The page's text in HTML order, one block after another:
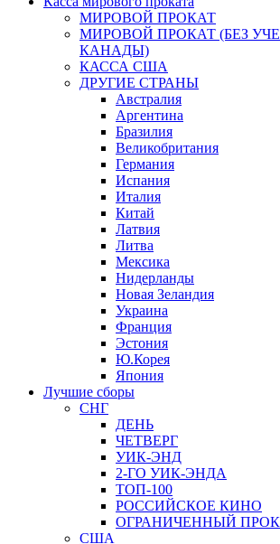
МИРОВОЙ ПРОКАТ
МИРОВОЙ ПРОКАТ (БЕЗ
КАНАДЫ)
КАССА США
ДРУГИЕ СТРАНЫ
Австралия
Аргентина
Бразилия
Великобритания
Германия
Испания
Италия
Китай
Латвия
Литва
Мексика
Нидерланды
Новая Зеландия
Украина
Франция
Эстония
Ю.Корея
Япония
Лучшие сборы
СНГ
ДЕНЬ
ЧЕТВЕРГ
УИК-ЭНД
2-ГО УИК-ЭНДА
ТОП-100
РОССИЙСКОЕ КИНО
ОГРАНИЧЕННЫЙ
США